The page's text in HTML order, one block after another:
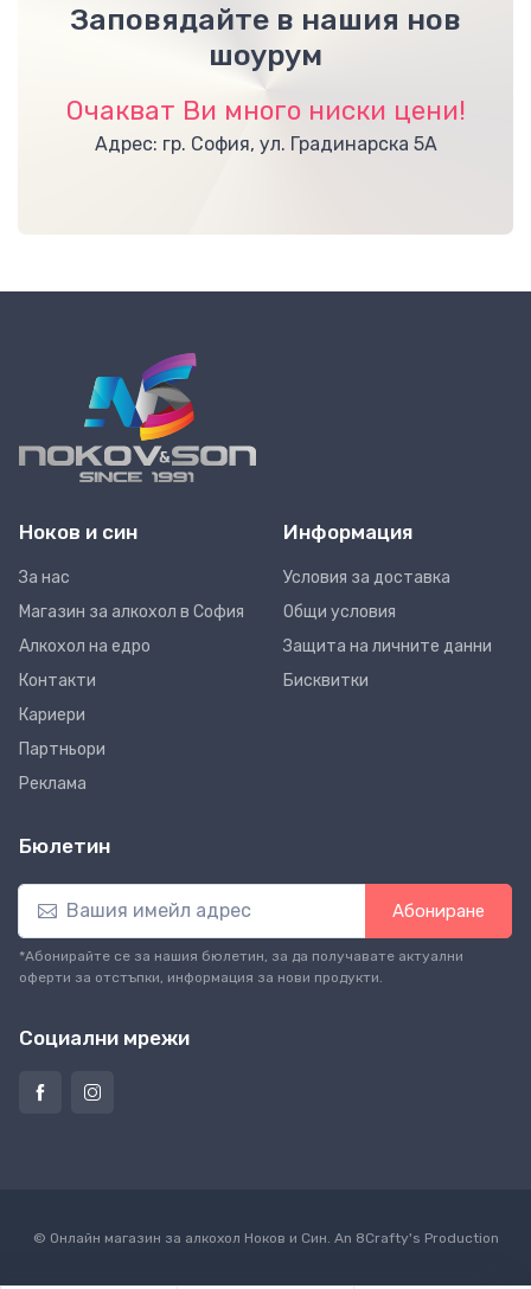
Заповядайте в нашия нов
шоурум
Очакват Ви много ниски цени!
Адрес: гр. София, ул. Градинарска 5А
Ноков и син
За нас
Магазин за алкохол в София
Алкохол на едро
Контакти
Кариери
Партньори
Реклама
Информация
Условия за доставка
Общи условия
Защита на личните данни
Бисквитки
Бюлетин
Абониране
*Абонирайте се за нашия бюлетин, за да получавате актуални
оферти за отстъпки, информация за нови продукти.
Социални мрежи
© Онлайн магазин за алкохол Ноков и Син. An 8Crafty's Production